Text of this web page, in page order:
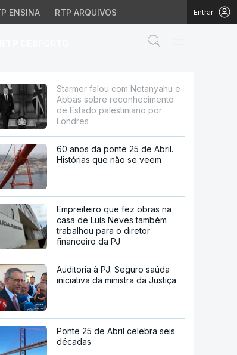
ENSINA RTP ARQUIVOS Entrar
Starmer falou com Netanyahu e
Abbas sobre reconhecimento
de Estado palestiniano por
Londres
60 anos da ponte 25 de Abril.
Histórias que não se veem
Empreiteiro que fez obras na
casa de Luís Neves também
trabalhou para o diretor
financeiro da PJ
Auditoria à PJ. Seguro saúda
iniciativa da ministra da Justiça
Ponte 25 de Abril celebra seis
décadas